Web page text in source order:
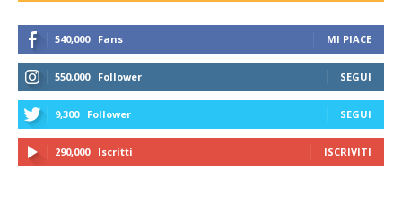
540,000 Fans MI PIACE
550,000 Follower SEGUI
9,300 Follower SEGUI
290,000 Iscritti ISCRIVITI